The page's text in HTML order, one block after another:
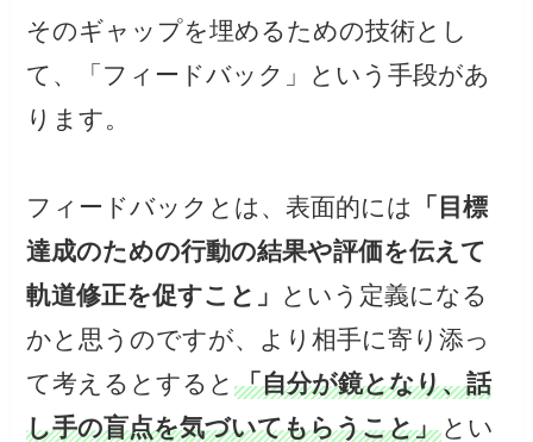
そのギャップを埋めるための技術とし
て、「フィードバック」という手段があ
ります。
フィードバックとは、表面的には
「目標
達成のための行動の結果や評価を伝えて
軌道修正を促すこと」
という定義になる
かと思うのですが、より相手に寄り添っ
て考えるとすると「自分が鏡となり、話
し手の盲点を気づいてもらうこと」 とい